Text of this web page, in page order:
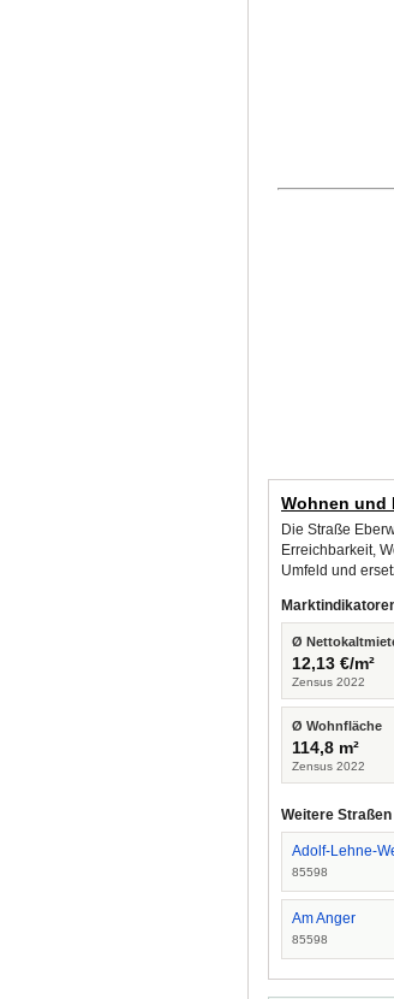
Wohnen und
Die Straße
Erreichbarkeit,
Umfeld und
Ø
12,13 €/m²
Zensus 2022
Ø Wohnfläche
114,8 m²
Zensus 2022
Weitere
Adolf-Lehne-
85598
Am Anger
85598